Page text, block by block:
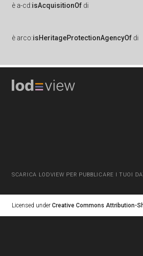
è a-cd:isAcquisitionOf di
è arco:isHeritageProtectionAgencyOf di
SCARICA LODVIEW PER PUBBLICARE I TUOI
Licensed under Creative Commons Attribution-